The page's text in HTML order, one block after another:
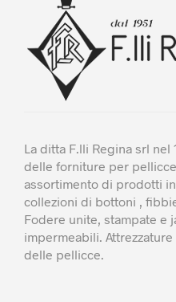
La ditta F.lli Regina srl nel
delle forniture per
assortimento di prodotti
collezioni di bottoni ,
Fodere unite, stampate e
impermeabili.
delle pellicce.